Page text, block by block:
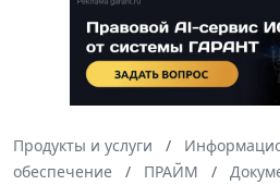
Продукты и услуги
обеспечение
ПРАЙМ